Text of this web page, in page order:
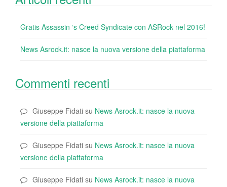
Gratis Assassin ‘s Creed Syndicate con ASRock nel 2016!
News Asrock.it: nasce la nuova versione della piattaforma
Commenti recenti
Giuseppe Fidati su News Asrock.it: nasce la nuova
versione della piattaforma
Giuseppe Fidati su News Asrock.it: nasce la nuova
versione della piattaforma
Giuseppe Fidati su News Asrock.it: nasce la nuova